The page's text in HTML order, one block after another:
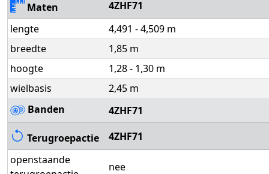
Maten
4ZHF71
lengte
4,491 - 4,509 m
breedte
1,85 m
hoogte
1,28 - 1,30 m
wielbasis
2,45 m
Banden
4ZHF71
Terugroepactie
4ZHF71
openstaande
nee